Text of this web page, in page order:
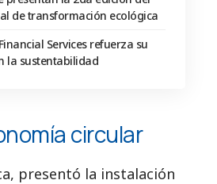
de transformación ecológica
Services refuerza su
la sustentabilidad
circular
presentó la instalación